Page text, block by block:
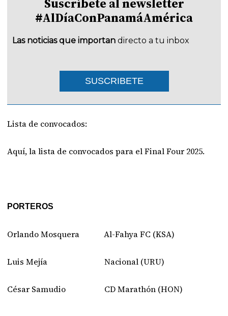
#AlDíaConPanamáAmérica
Las noticias que importan directo a tu inbox
SUSCRIBETE
Lista de convocados:
Aquí, la lista de convocados para el Final Four 2025.
PORTEROS
Orlando Mosquera Al-Fahya FC (KSA)
Luis Mejía Nacional (URU)
César Samudio CD Marathón (HON)